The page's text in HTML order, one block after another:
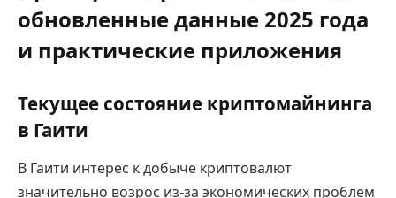
обновленные данные 2025 года
и практические приложения
Текущее состояние криптомайнинга
в Гаити
В Гаити интерес к добыче криптовалют
значительно возрос из-за экономических проблем